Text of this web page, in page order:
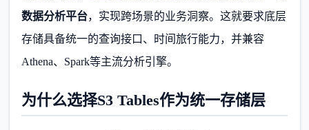
数据分析平台，实现跨场景的业务洞察。这就要求底层
存储具备统一的查询接口、时间旅行能力，并兼容
Athena、Spark等主流分析引擎。
为什么选择S3 Tables作为统一存储层